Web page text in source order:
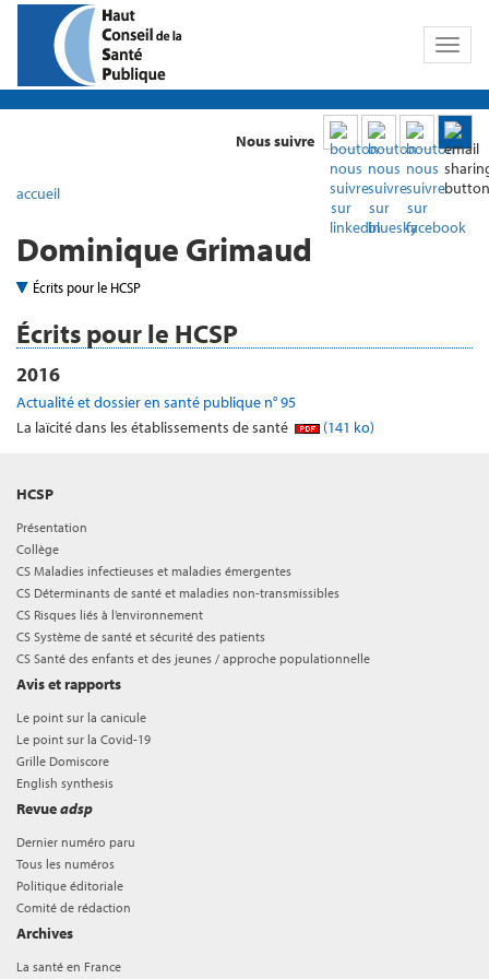
Toggle
Nous suivre
accueil
Dominique Grimaud
Écrits pour le HCSP
Écrits pour le HCSP
2016
Actualité et dossier en santé publique n° 95
La laïcité dans les établissements de santé
(141 ko)
HCSP
Présentation
Collège
CS Maladies infectieuses et maladies émergentes
CS Déterminants de santé et maladies non-transmissibles
CS Risques liés à l’environnement
CS Système de santé et sécurité des patients
CS Santé des enfants et des jeunes / approche populationnelle
Avis et rapports
Le point sur la canicule
Le point sur la Covid-19
Grille Domiscore
English synthesis
Revueadsp
Dernier numéro paru
Tous les numéros
Politique éditoriale
Comité de rédaction
Archives
La santé en France